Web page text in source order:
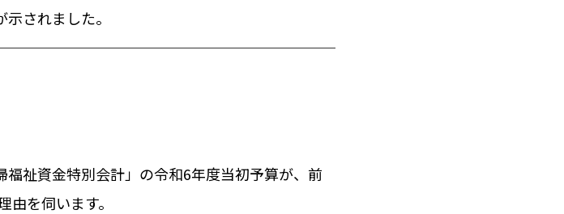
されました。
祉資金特別会計」の令和6年度当初予算が、前
を伺います。